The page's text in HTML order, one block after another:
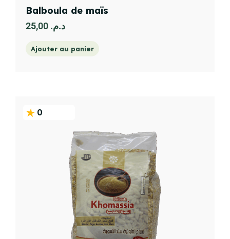
Balboula de maïs
د.م.
Ajouter au panier
0